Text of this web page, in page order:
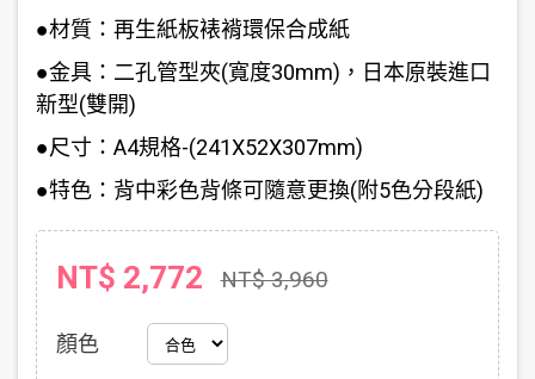
●材質：再生紙板裱褙環保合成紙
●金具：二孔管型夾(寬度30mm)，日本原裝進口
新型(雙開)
●尺寸：A4規格-(241X52X307mm)
●特色：背中彩色背條可隨意更換(附5色分段紙)
NT$ 2,772 NT$ 3,960
顏色